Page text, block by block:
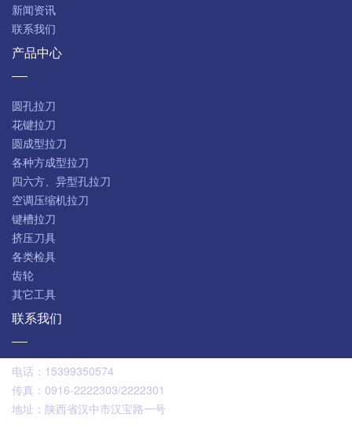
新闻资讯
联系我们
产品中心
圆孔拉刀
花键拉刀
圆成型拉刀
各种方成型拉刀
四六方、异型孔拉刀
空调压缩机拉刀
键槽拉刀
挤压刀具
各类检具
齿轮
其它工具
联系我们
电话： 15399350574
传真： 0916-2222303/2222301
地址： 陕西省汉中市汉宝路一号